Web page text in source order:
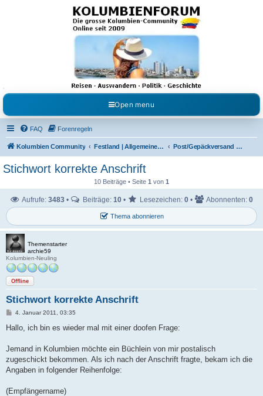
Kolumbienforum - Das
grosse Forum der
Freunde Kolumbiens
Reisen, Auswandern, Kultur, Politik, Geschichte und Visum in Kolumbien und Venezuela.
Austausch, Erfahrungen und Gemeinschaft im Kolumbienforum
Open menu
FAQ Forenregeln
Kolumbien Community Festland | Allgemeine Fragen Post/Gepäckversand von und nach Kolumbien
Stichwort korrekte Anschrift
10 Beiträge • Seite 1 von 1
Thema abonnieren
Aufrufe: 3483 • Beiträge: 10 • Lesezeichen: 0 • Abonnenten: 0
Themenstarter
archie59
Kolumbien-Neuling
Offline
Stichwort korrekte Anschrift
B
i
a
4. Januar 2011, 03:35
Hallo, ich bin es wieder mal mit einer doofen Frage:
Jemand in Kolumbien möchte ein Büchlein von mir postalisch
zugeschickt bekommen. Als ich nach der Anschrift fragte, bekam ich die
Angaben in folgender Reihenfolge:
(Empfängername)